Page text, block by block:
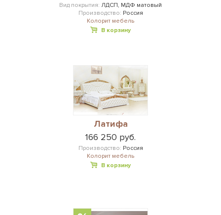
Вид покрытия: ЛДСП, МДФ матовый
Производство: Россия
Колорит мебель
В корзину
Латифа
166 250 руб.
Производство: Россия
Колорит мебель
В корзину